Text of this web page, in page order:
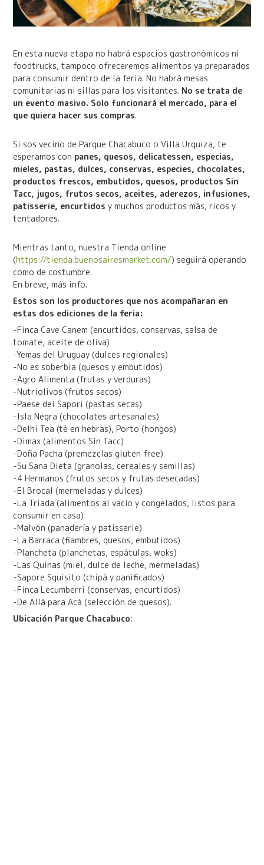
En esta nueva etapa no habrá espacios gastronómicos ni
foodtrucks, tampoco ofreceremos alimentos ya preparados
para consumir dentro de la feria. No habrá mesas
comunitarias ni sillas para los visitantes. No se trata de
un evento masivo. Solo funcionará el mercado, para el
que quiera hacer sus compras.
Si sos vecino de Parque Chacabuco o Villa Urquiza, te
esperamos con panes, quesos, delicatessen, especias,
mieles, pastas, dulces, conservas, especies, chocolates,
productos frescos, embutidos, quesos, productos Sin
Tacc, jugos, frutos secos, aceites, aderezos, infusiones,
patisserie, encurtidos y muchos productos más, ricos y
tentadores.
Mientras tanto, nuestra Tienda online
(https://tienda.buenosairesmarket.com/) seguirá operando
como de costumbre.
En breve, más info.
Estos son los productores que nos acompañaran en
estas dos ediciones de la feria:
-Finca Cave Canem (encurtidos, conservas, salsa de
tomate, aceite de oliva)
-Yemas del Uruguay (dulces regionales)
-No es soberbia (quesos y embutidos)
-Agro Alimenta (frutas y verduras)
-Nutriolivos (frutos secos)
-Paese dei Sapori (pastas secas)
-Isla Negra (chocolates artesanales)
-Delhi Tea (té en hebras), Porto (hongos)
-Dimax (alimentos Sin Tacc)
-Doña Pacha (premezclas gluten free)
-Su Sana Dieta (granolas, cereales y semillas)
-4 Hermanos (frutos secos y frutas desecadas)
-El Brocal (mermeladas y dulces)
-La Triada (alimentos al vacío y congelados, listos para
consumir en casa)
-Malvón (panadería y patisserie)
-La Barraca (fiambres, quesos, embutidos)
-Plancheta (planchetas, espátulas, woks)
-Las Quinas (miel, dulce de leche, mermeladas)
-Sapore Squisito (chipá y panificados)
-Finca Lecumberri (conservas, encurtidos)
-De Allá para Acá (selección de quesos).
Ubicación Parque Chacabuco: